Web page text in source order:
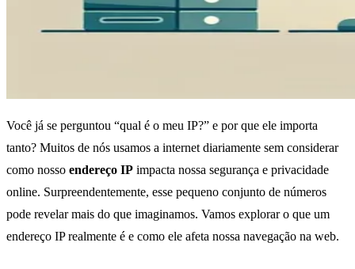
Você já se perguntou “qual é o meu IP?” e por que ele importa
tanto? Muitos de nós usamos a internet diariamente sem considerar
como nosso endereço IP impacta nossa segurança e privacidade
online. Surpreendentemente, esse pequeno conjunto de números
pode revelar mais do que imaginamos. Vamos explorar o que um
endereço IP realmente é e como ele afeta nossa navegação na web.